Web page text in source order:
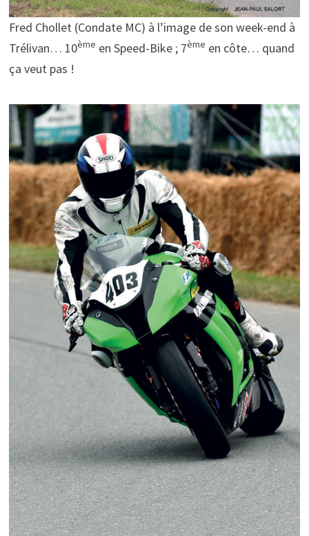
Fred Chollet (Condate MC) à l’image de son week-end à
Trélivan… 10ème en Speed-Bike ; 7ème en côte… quand
ça veut pas !